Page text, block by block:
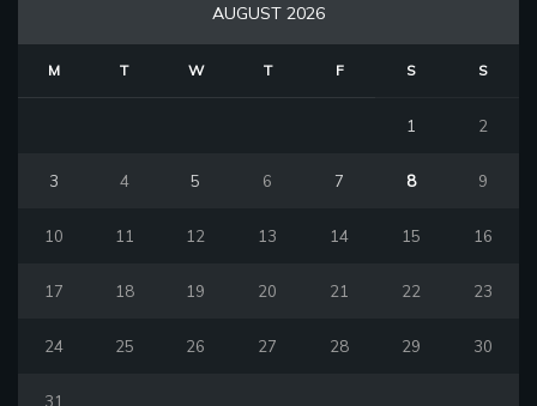
AUGUST 2026
M T W T F S S
1 2
3 4 5 6 7 8 9
10 11 12 13 14 15 16
17 18 19 20 21 22 23
24 25 26 27 28 29 30
31